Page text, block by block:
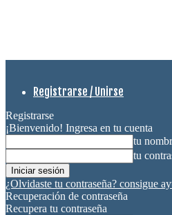
Registrarse / Unirse
Registrarse
¡Bienvenido! Ingresa en tu cuenta
tu
tu
¿Olvidaste tu contraseña? consigue
Recuperación de contraseña
Recupera tu contraseña